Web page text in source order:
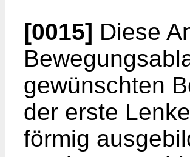
[0015] Diese
gewünschten
der erste
förmig